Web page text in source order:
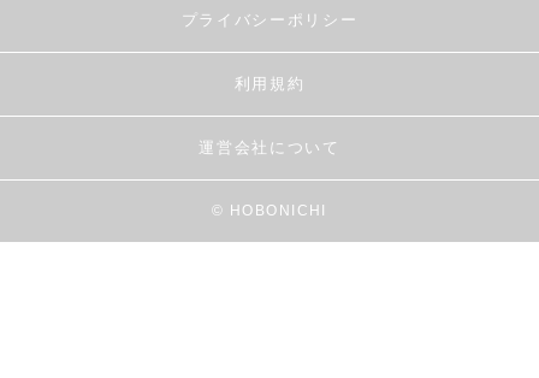
プライバシーポリシー
利用規約
運営会社について
© HOBONICHI